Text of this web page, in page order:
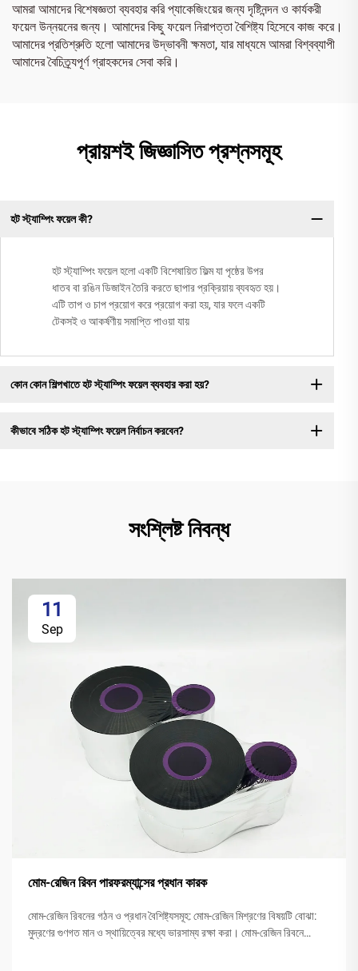
আমরা আমাদের বিশেষজ্ঞতা ব্যবহার করি প্যাকেজিংয়ের জন্য দৃষ্টিনন্দন ও কার্যকরী
ফয়েল উন্নয়নের জন্য। আমাদের কিছু ফয়েল নিরাপত্তা বৈশিষ্ট্য হিসেবে কাজ করে।
আমাদের প্রতিশ্রুতি হলো আমাদের উদ্ভাবনী ক্ষমতা, যার মাধ্যমে আমরা বিশ্বব্যাপী
আমাদের বৈচিত্র্যপূর্ণ গ্রাহকদের সেবা করি।
প্রায়শই জিজ্ঞাসিত প্রশ্নসমূহ
হট স্ট্যাম্পিং ফয়েল কী?
হট স্ট্যাম্পিং ফয়েল হলো একটি বিশেষায়িত ফিল্ম যা পৃষ্ঠের উপর
ধাতব বা রঙিন ডিজাইন তৈরি করতে ছাপার প্রক্রিয়ায় ব্যবহৃত হয়।
এটি তাপ ও চাপ প্রয়োগ করে প্রয়োগ করা হয়, যার ফলে একটি
টেকসই ও আকর্ষণীয় সমাপ্তি পাওয়া যায়
কোন কোন শিল্পখাতে হট স্ট্যাম্পিং ফয়েল ব্যবহার করা হয়?
কীভাবে সঠিক হট স্ট্যাম্পিং ফয়েল নির্বাচন করবেন?
সংশ্লিষ্ট নিবন্ধ
11
Sep
মোম-রেজিন রিবন পারফরম্যান্সের প্রধান কারক
মোম-রেজিন রিবনের গঠন ও প্রধান বৈশিষ্ট্যসমূহ: মোম-রেজিন মিশ্রণের বিষয়টি বোঝা:
মুদ্রণের গুণগত মান ও স্থায়িত্বের মধ্যে ভারসাম্য রক্ষা করা। মোম-রেজিন রিবনে